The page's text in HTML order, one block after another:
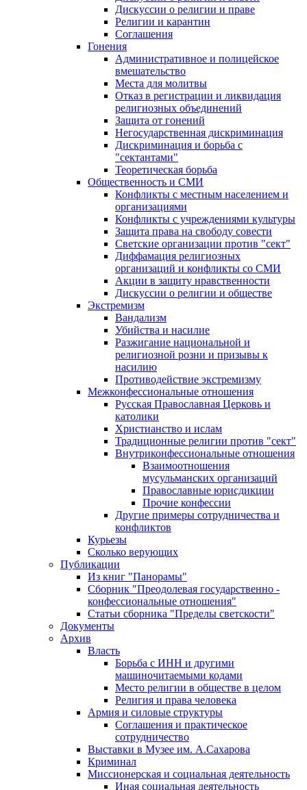
Дискуссии о религии и праве
Религии и карантин
Соглашения
Гонения
Административное и полицейское
вмешательство
Места для молитвы
Отказ в регистрации и ликвидация
религиозных объединений
Защита от гонений
Негосударственная дискриминация
Дискриминация и борьба с
"сектантами"
Теоретическая борьба
Общественность и СМИ
Конфликты с местным населением и
организациями
Конфликты с учреждениями культуры
Защита права на свободу совести
Светские организации против "сект"
Диффамация религиозных
организаций и конфликты со СМИ
Акции в защиту нравственности
Дискуссии о религии и обществе
Экстремизм
Вандализм
Убийства и насилие
Разжигание национальной и
религиозной розни и призывы к
насилию
Противодействие экстремизму
Межконфессиональные отношения
Русская Православная Церковь и
католики
Христианство и ислам
Традиционные религии против "сект"
Внутриконфессиональные отношения
Взаимоотношения
мусульманских организаций
Православные юрисдикции
Прочие конфессии
Другие примеры сотрудничества и
конфликтов
Курьезы
Сколько верующих
Публикации
Из книг "Панорамы"
Сборник "Преодолевая государственно -
конфессиональные отношения"
Статьи сборника "Пределы светскости"
Документы
Архив
Власть
Борьба с ИНН и другими
машиночитаемыми кодами
Место религии в обществе в целом
Религия и права человека
Армия и силовые структуры
Соглашения и практическое
сотрудничество
Выставки в Музее им. А.Сахарова
Криминал
Миссионерская и социальная деятельность
Иная социальная деятельность